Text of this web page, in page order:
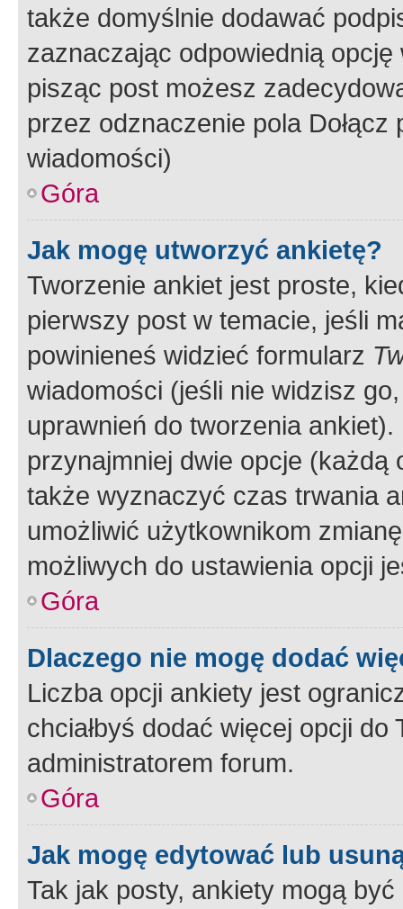
także domyślnie dodawać
zaznaczając odpowiednią
pisząc post możesz
przez odznaczenie pola
wiadomości)
Góra
Jak mogę utworzyć ankietę?
Tworzenie ankiet jest proste,
pierwszy post w temacie, jeśli
powinieneś widzieć formularz
wiadomości (jeśli nie widzisz
uprawnień do tworzenia
przynajmniej dwie opcje
także wyznaczyć czas trwania
umożliwić użytkownikom
możliwych do ustawienia opcji
Góra
Dlaczego nie mogę dodać
Liczba opcji ankiety jest
chciałbyś dodać więcej opcji
administratorem forum.
Góra
Jak mogę edytować lub
Tak jak posty, ankiety mogą